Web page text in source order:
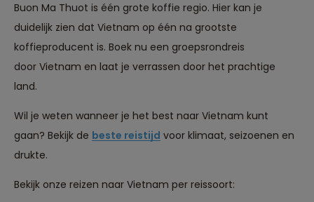
Buon Ma Thuot is één grote koffie regio. Hier kan je
duidelijk zien dat Vietnam op één na grootste
koffieproducent is. Boek nu een groepsrondreis
door Vietnam en laat je verrassen door het prachtige
land.
Wil je weten wanneer je het best naar Vietnam kunt
gaan? Bekijk de beste reistijd voor klimaat, seizoenen en
drukte.
Bekijk onze reizen naar Vietnam per reissoort: